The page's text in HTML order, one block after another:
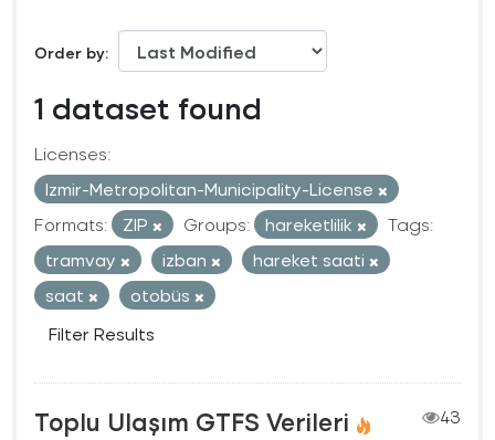
Order by
1 dataset found
Licenses:
Izmir-Metropolitan-Municipality-License
Formats:
ZIP Groups: hareketlilik
Tags:
tramvay
izban
hareket saati
saat
otobüs
Filter Results
Toplu Ulaşım GTFS Verileri
43